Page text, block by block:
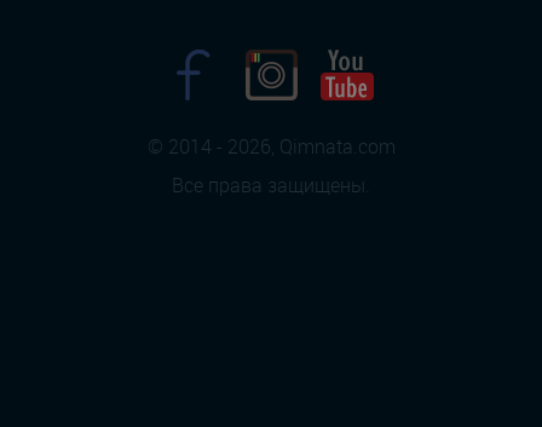
© 2014 - 2026, Qimnata.com
Все права защищены.